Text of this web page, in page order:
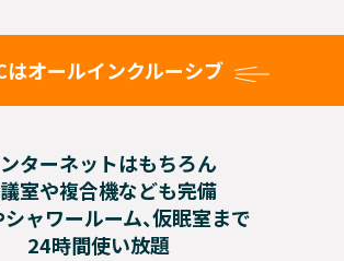
はオールインクルーシブ
ターネットはもちろん
室や複合機なども完備
ャワールーム、仮眠室まで
24時間使い放題